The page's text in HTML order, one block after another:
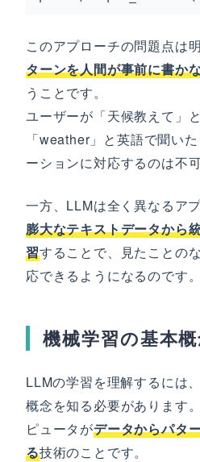
このアプローチの問題点は明
ターンを人間が事前に書か
うことです。
ユーザーが「天候教えて」
「weather」と英語で聞い
ーションに対応するのは不
一方、LLMは全く異なるア
膨大なテキストデータから
習することで、見たことの
応できるようになるのです。
機械学習の基本
LLMの学習を理解するには
概念を知る必要があります
ピュータがデータからパタ
る技術のことです。